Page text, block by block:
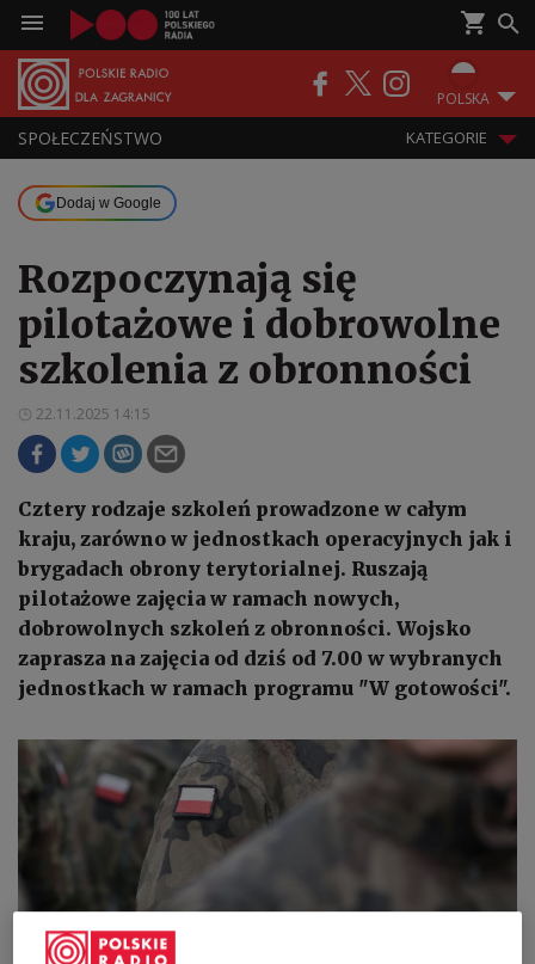
POLSKA
SPOŁECZEŃSTWO KATEGORIE
Dodaj w Google
Rozpoczynają się
pilotażowe i dobrowolne
szkolenia z obronności
22.11.2025 14:15
Cztery rodzaje szkoleń prowadzone w całym
kraju, zarówno w jednostkach operacyjnych jak i
brygadach obrony terytorialnej. Ruszają
pilotażowe zajęcia w ramach nowych,
dobrowolnych szkoleń z obronności. Wojsko
zaprasza na zajęcia od dziś od 7.00 w wybranych
jednostkach w ramach programu "W gotowości".